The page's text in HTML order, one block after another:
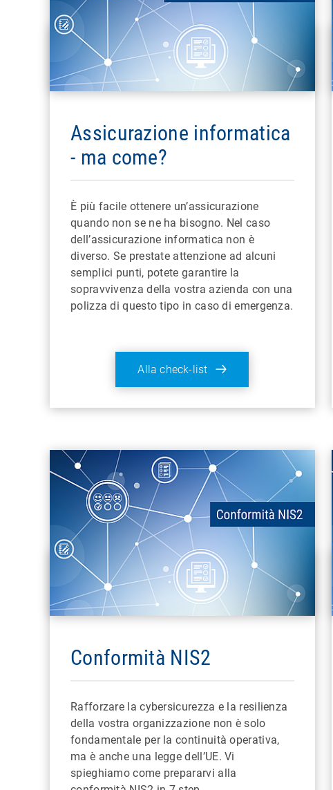
Assicurazione informatica
- ma come?
È più facile ottenere un’assicurazione
quando non se ne ha bisogno. Nel caso
dell’assicurazione informatica non è
diverso. Se prestate attenzione ad alcuni
semplici punti, potete garantire la
sopravvivenza della vostra azienda con una
polizza di questo tipo in caso di emergenza.
Alla check-list
Conformità NIS2
Rafforzare la cybersicurezza e la resilienza
della vostra organizzazione non è solo
fondamentale per la continuità operativa,
ma è anche una legge dell’UE. Vi
spieghiamo come prepararvi alla